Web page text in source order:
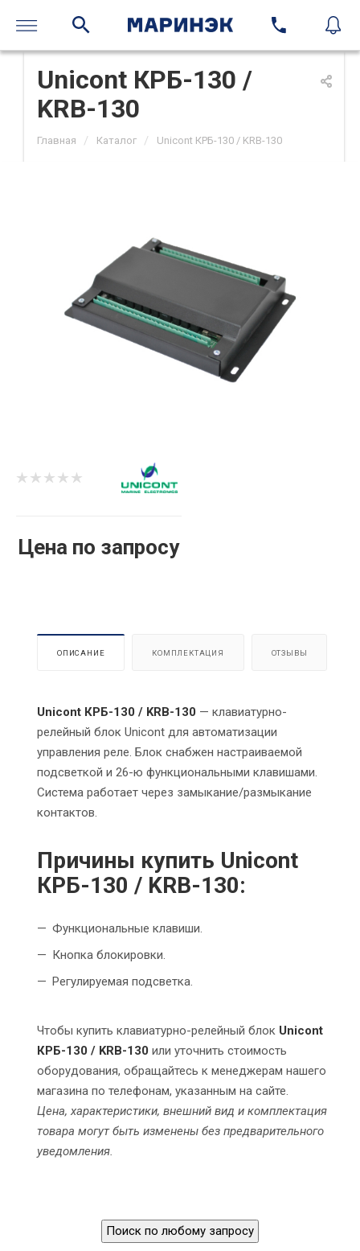
Unicont КРБ-130 /
KRB-130
Главная / Каталог / Unicont КРБ-130 / KRB-130
Цена по запросу
ОПИСАНИЕ КОМПЛЕКТАЦИЯ ОТЗЫВЫ
Unicont КРБ-130 / KRB-130 — клавиатурно-
релейный блок Unicont для автоматизации
управления реле. Блок снабжен настраиваемой
подсветкой и 26-ю функциональными клавишами.
Система работает через замыкание/размыкание
контактов.
Причины купить Unicont
КРБ-130 / KRB-130:
Функциональные клавиши.
Кнопка блокировки.
Регулируемая подсветка.
Чтобы купить клавиатурно-релейный блок Unicont
КРБ-130 / KRB-130 или уточнить стоимость
оборудования, обращайтесь к менеджерам нашего
магазина по телефонам, указанным на сайте.
Цена, характеристики, внешний вид и комплектация
товара могут быть изменены без предварительного
уведомления.
Поиск по любому запросу